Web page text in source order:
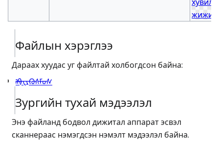
Файлын хэрэглээ
Дараах хуудас уг файлтай холбогдсон байна:
ᠢᠨ᠍ᠲ᠋ᠧᠷᠻᠣᠰᠮᠣᠰ
Зургийн тухай мэдээлэл
Энэ файланд бодвол дижитал аппарат эсвэл
сканнераас нэмэгдсэн нэмэлт мэдээлэл байна.